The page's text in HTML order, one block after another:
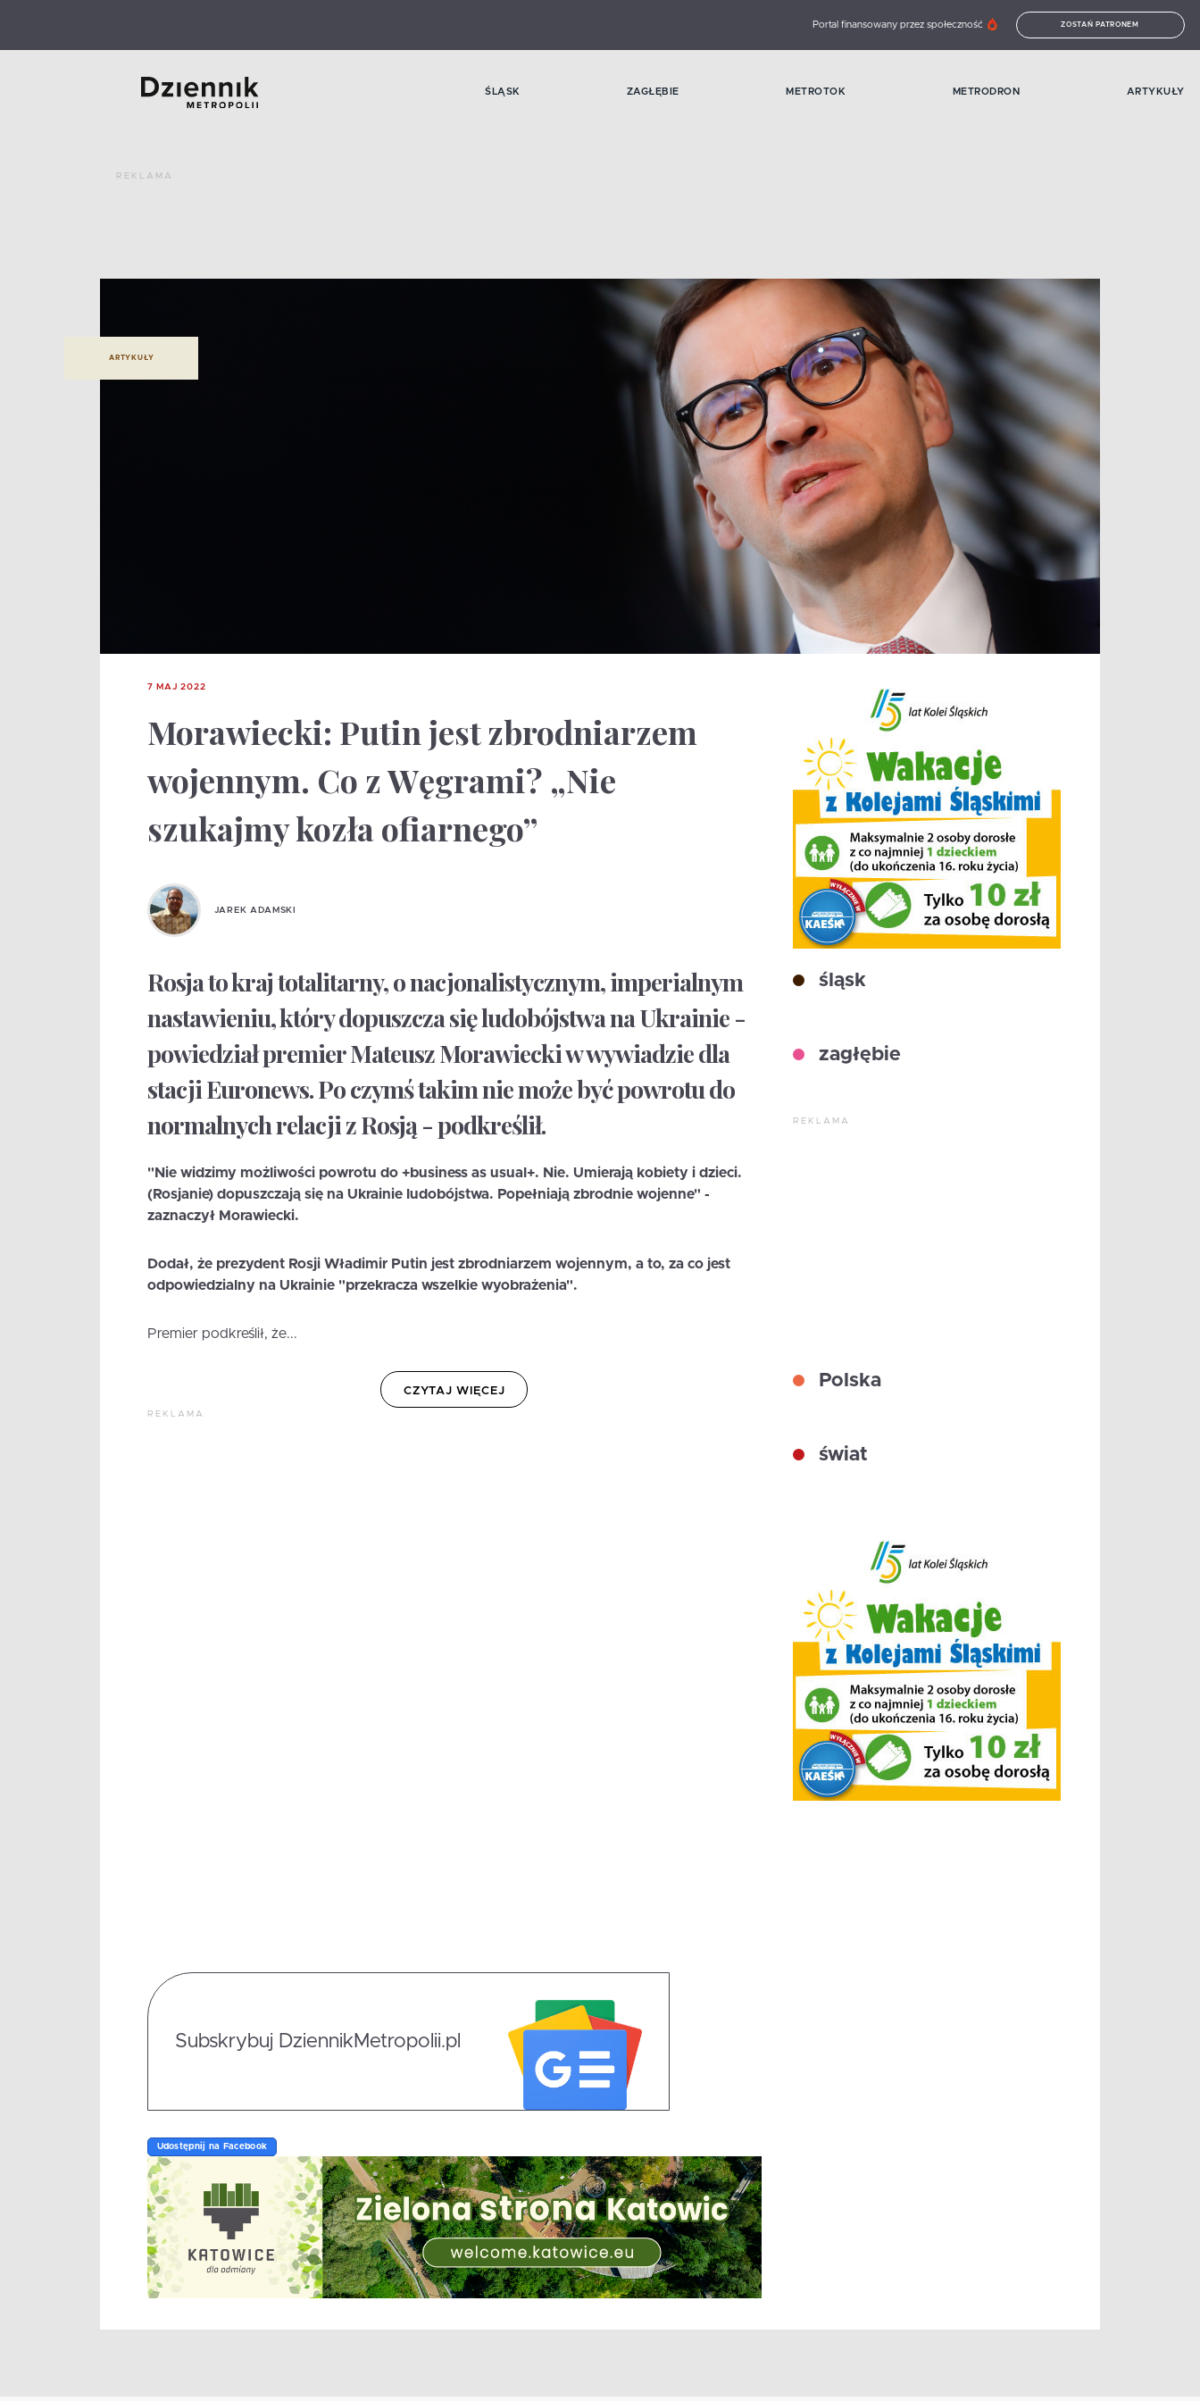
Portal finansowany przez społeczność ZOSTAŃ PATRONEM
ŚLĄSK ZAGŁĘBIE METROTOK METRODRON ARTYKUŁY
REKLAMA
ARTYKUŁY
7 MAJ 2022
Morawiecki: Putin jest zbrodniarzem
wojennym. Co z Węgrami? „Nie
szukajmy kozła ofiarnego”
JAREK ADAMSKI
Rosja to kraj totalitarny, o nacjonalistycznym, imperialnym
nastawieniu, który dopuszcza się ludobójstwa na Ukrainie -
powiedział premier Mateusz Morawiecki w wywiadzie dla
stacji Euronews. Po czymś takim nie może być powrotu do
normalnych relacji z Rosją - podkreślił.
"Nie widzimy możliwości powrotu do +business as usual+. Nie. Umierają kobiety i dzieci.
(Rosjanie) dopuszczają się na Ukrainie ludobójstwa. Popełniają zbrodnie wojenne" -
zaznaczył Morawiecki.
Dodał, że prezydent Rosji Władimir Putin jest zbrodniarzem wojennym, a to, za co jest
odpowiedzialny na Ukrainie "przekracza wszelkie wyobrażenia".
Premier podkreślił, że...
CZYTAJ WIĘCEJ
REKLAMA
Subskrybuj DziennikMetropolii.pl
Udostępnij na Facebook
śląsk
zagłębie
REKLAMA
Polska
świat